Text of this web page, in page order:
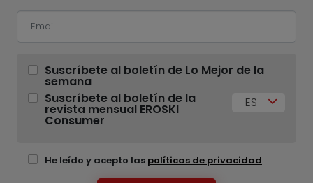
Suscríbete al boletín de Lo Mejor de la
semana
Suscríbete al boletín de la
revista mensual EROSKI
Consumer
ES
He leído y acepto las políticas de privacidad